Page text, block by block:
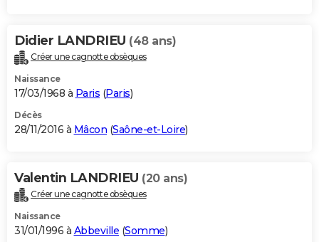
Didier LANDRIEU (48 ans)
Créer une cagnotte obsèques
Naissance
17/03/1968 à Paris (Paris)
Décès
28/11/2016 à Mâcon (Saône-et-Loire)
Valentin LANDRIEU (20 ans)
Créer une cagnotte obsèques
Naissance
31/01/1996 à Abbeville (Somme)